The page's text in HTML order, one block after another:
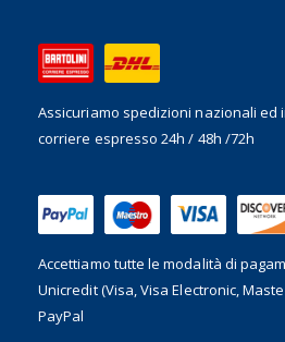
Assicuriamo spedizioni nazionali
corriere espresso 24h / 48h /72h
Accettiamo tutte le modalità di
Unicredit (Visa, Visa Electronic,
PayPal